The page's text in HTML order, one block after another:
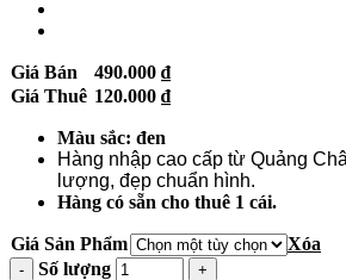
Giá Bán 490.000 ₫
Giá Thuê 120.000 ₫
Màu sắc: đen
Hàng nhập cao cấp từ Quảng
lượng, đẹp chuẩn hình.
Hàng có sẵn cho thuê 1 cái.
Giá Sản Phẩm
Xóa
Số lượng